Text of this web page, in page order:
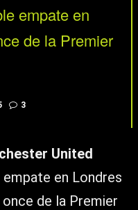
empate en
de la Premier
3
United
en Londres
de la Premier